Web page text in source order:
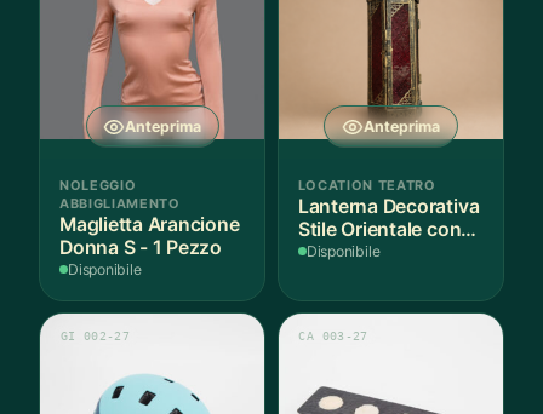
Anteprima
NOLEGGIO
ABBIGLIAMENTO
Maglietta Arancione
Donna S - 1 Pezzo
Disponibile
Anteprima
LOCATION TEATRO
Lanterna Decorativa
Stile Orientale con
Vetri Rossi
Disponibile
GI 002-27 CA 003-27